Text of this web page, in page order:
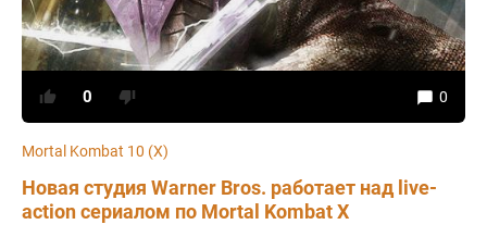
Новая студия Warner Bros. работает над live-
action сериалом по Mortal Kombat X
Mortal Kombat 10 (X)
0 0